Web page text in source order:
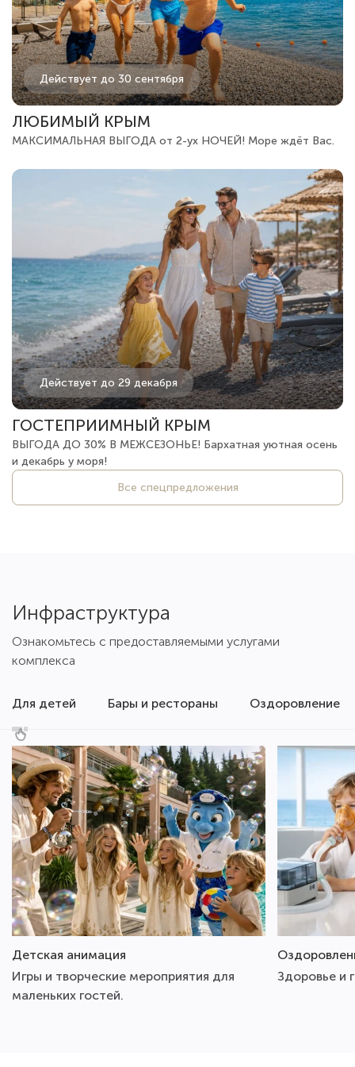
Действует до 30 сентября
ЛЮБИМЫЙ КРЫМ
МАКСИМАЛЬНАЯ ВЫГОДА от 2-ух НОЧЕЙ! Море ждёт Вас.
Действует до 29 декабря
ГОСТЕПРИИМНЫЙ КРЫМ
ВЫГОДА ДО 30% В МЕЖСЕЗОНЬЕ! Бархатная уютная осень
и декабрь у моря!
Все спецпредложения
Инфраструктура
Ознакомьтесь с предоставляемыми услугами
комплекса
Для детей Бары и рестораны Оздоровление
Детская анимация
Игры и творческие мероприятия для
маленьких гостей.
Здоровье и